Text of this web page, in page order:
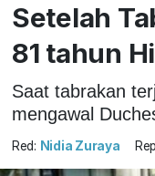
Setelah
81 tahun
Saat tabrakan
mengawal
Red: Nidia Zuraya